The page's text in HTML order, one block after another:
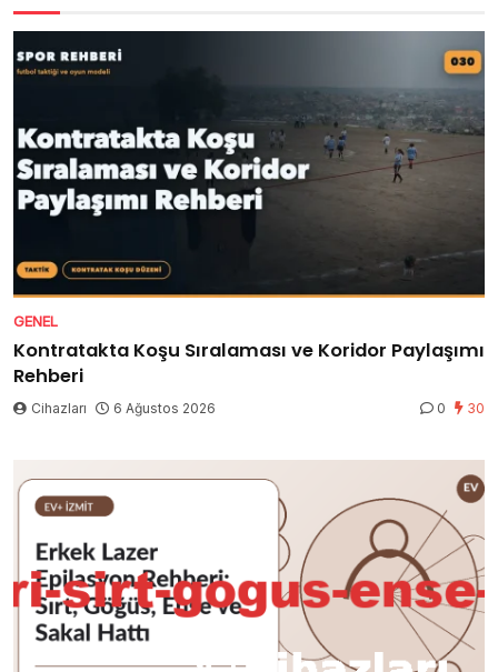
GENEL
Kontratakta Koşu Sıralaması ve Koridor Paylaşımı
Rehberi
Cihazları 6 Ağustos 2026 0 30